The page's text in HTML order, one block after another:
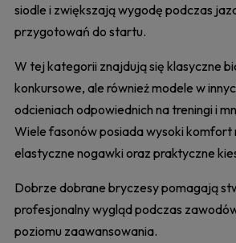
siodle i zwiększają wygodę podczas
przygotowań do startu.
W tej kategorii znajdują się klasyczne
konkursowe, ale również modele w
odcieniach odpowiednich na treningi i
Wiele fasonów posiada wysoki komfort
elastyczne nogawki oraz praktyczne
Dobrze dobrane bryczesy pomagają
profesjonalny wygląd podczas
poziomu zaawansowania.